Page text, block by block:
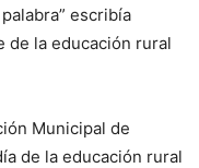
escribía
de la educación rural
Municipal de
de la educación rural